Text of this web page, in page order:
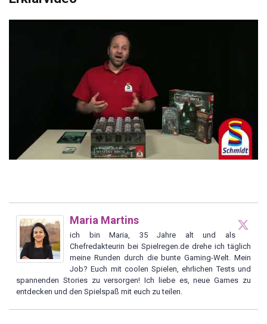
Maria Martins
ich bin Maria, 35 Jahre alt und als
Chefredakteurin bei Spielregen.de drehe ich täglich
meine Runden durch die bunte Gaming-Welt. Mein
Job? Euch mit coolen Spielen, ehrlichen Tests und
spannenden Stories zu versorgen! Ich liebe es, neue Games zu
entdecken und den Spielspaß mit euch zu teilen.